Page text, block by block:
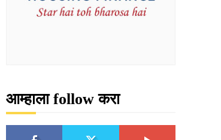
आम्हाला follow करा